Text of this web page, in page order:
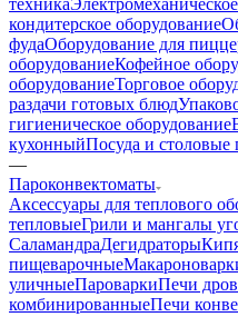
техника
кондитерское оборудование
фудаОборудование для
оборудованиеКофейное
оборудованиеТорговое
раздачи готовых блюд
гигиеническое оборудование
кухонныйПосуда и столовые
—
Пароконвектоматы
Аксессуары для теплового
тепловыеГрили и мангалы
СаламандраДегидраторы
пищеварочные
уличныеПароваркиПечи
комбинированныеПечи